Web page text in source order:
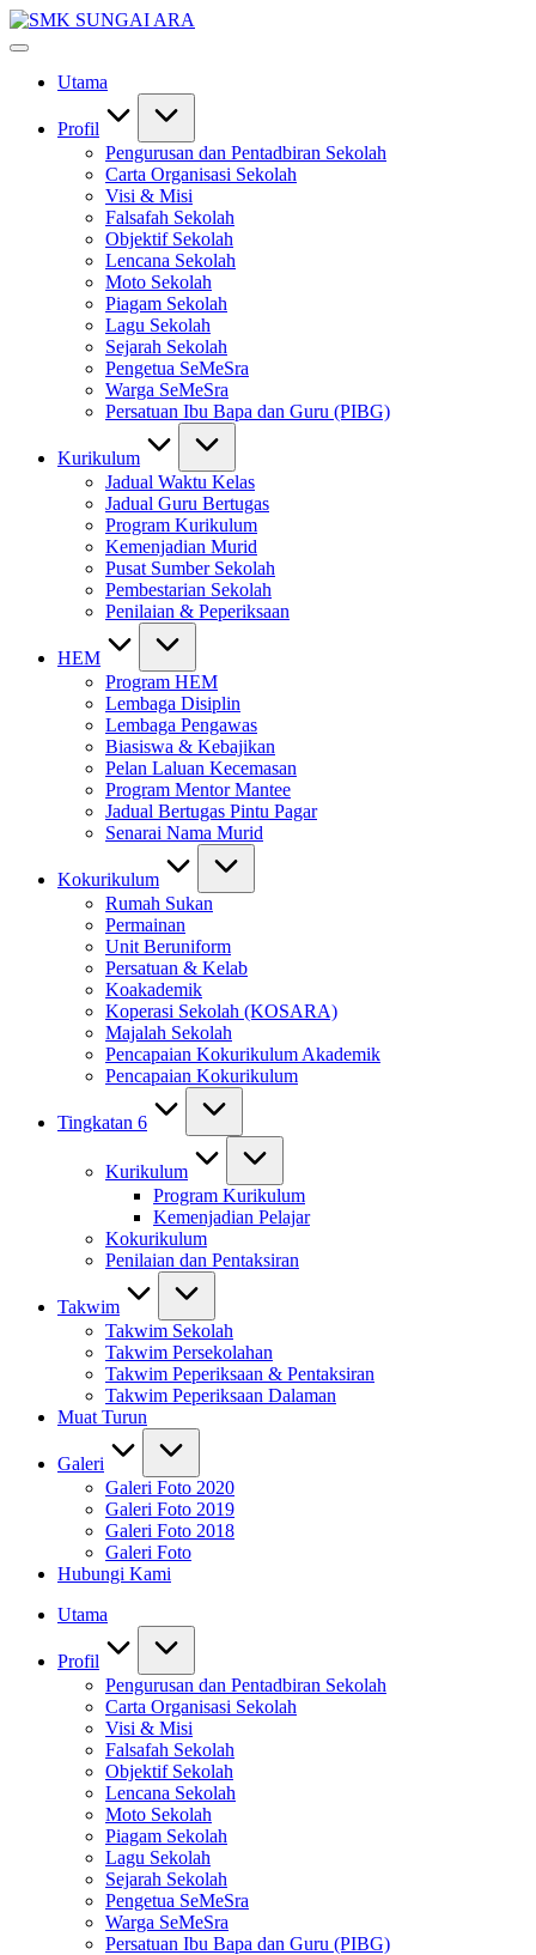
Skip
to
#KetekunanNadiKecemerlangan
#SeMeSradiHati
Utama
Profil
Pengurusan dan Pentadbiran Sekolah
Carta Organisasi Sekolah
Visi & Misi
Falsafah Sekolah
Objektif Sekolah
Lencana Sekolah
Moto Sekolah
Piagam Sekolah
Lagu Sekolah
Sejarah Sekolah
Pengetua SeMeSra
Warga SeMeSra
Persatuan Ibu Bapa dan Guru (PIBG)
Kurikulum
Jadual Waktu Kelas
Jadual Guru Bertugas
Program Kurikulum
Kemenjadian Murid
Pusat Sumber Sekolah
Pembestarian Sekolah
Penilaian & Peperiksaan
HEM
Program HEM
Lembaga Disiplin
Lembaga Pengawas
Biasiswa & Kebajikan
Pelan Laluan Kecemasan
Program Mentor Mantee
Jadual Bertugas Pintu Pagar
Senarai Nama Murid
Kokurikulum
Rumah Sukan
Permainan
Unit Beruniform
Persatuan & Kelab
Koakademik
Koperasi Sekolah (KOSARA)
Majalah Sekolah
Pencapaian Kokurikulum Akademik
Pencapaian Kokurikulum
Tingkatan 6
Kurikulum
Program Kurikulum
Kemenjadian Pelajar
Kokurikulum
Penilaian dan Pentaksiran
Takwim
Takwim Sekolah
Takwim Persekolahan
Takwim Peperiksaan & Pentaksiran
Takwim Peperiksaan Dalaman
Muat Turun
Galeri
Galeri Foto 2020
Galeri Foto 2019
Galeri Foto 2018
Galeri Foto
Hubungi Kami
Utama
Profil
Pengurusan dan Pentadbiran Sekolah
Carta Organisasi Sekolah
Visi & Misi
Falsafah Sekolah
Objektif Sekolah
Lencana Sekolah
Moto Sekolah
Piagam Sekolah
Lagu Sekolah
Sejarah Sekolah
Pengetua SeMeSra
Warga SeMeSra
Persatuan Ibu Bapa dan Guru (PIBG)